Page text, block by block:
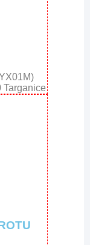
Targanice